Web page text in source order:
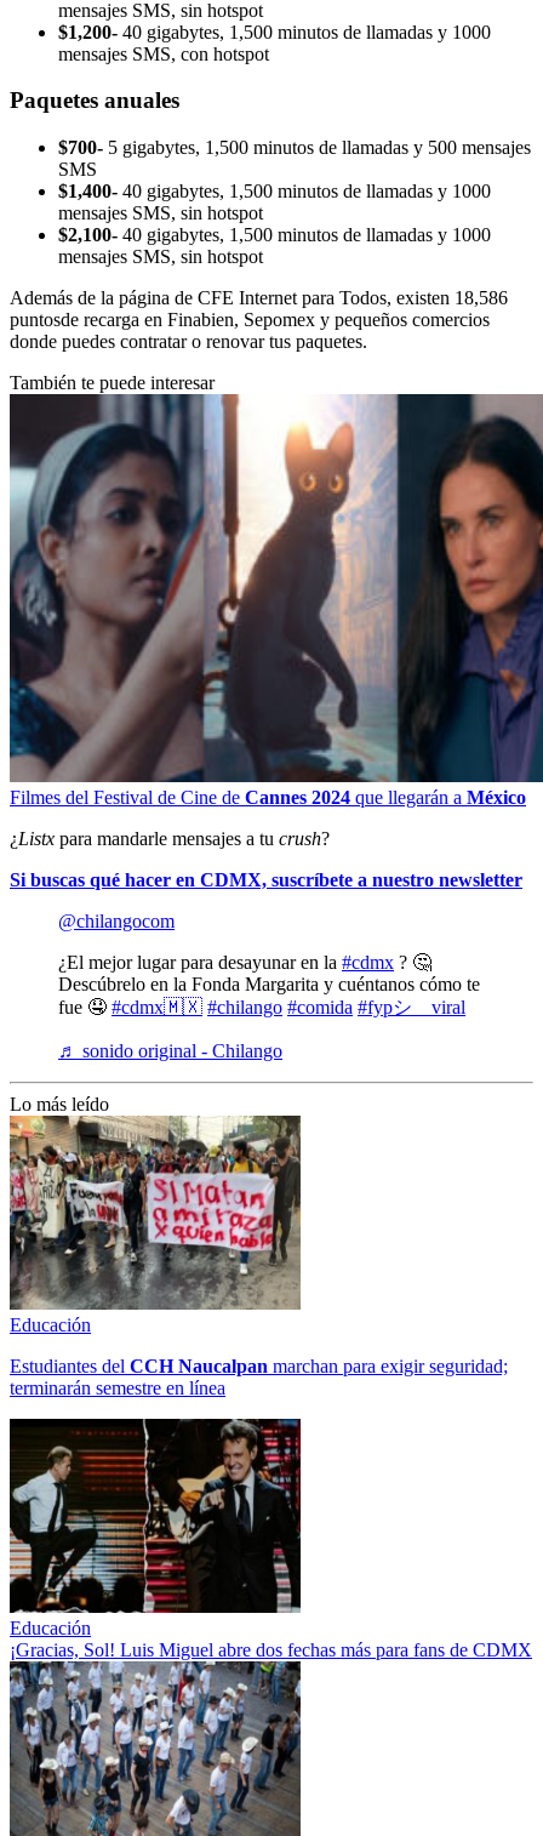
mensajes SMS, sin hotspot
$1,200- 40 gigabytes, 1,500 minutos de llamadas y 1000
mensajes SMS, con hotspot
Paquetes anuales
$700- 5 gigabytes, 1,500 minutos de llamadas y 500 mensajes
SMS
$1,400- 40 gigabytes, 1,500 minutos de llamadas y 1000
mensajes SMS, sin hotspot
$2,100- 40 gigabytes, 1,500 minutos de llamadas y 1000
mensajes SMS, sin hotspot
Además de la página de CFE Internet para Todos, existen 18,586
puntosde recarga en Finabien, Sepomex y pequeños comercios
donde puedes contratar o renovar tus paquetes.
También te puede interesar
Filmes del Festival de Cine de Cannes 2024 que llegarán a México
¿Listx para mandarle mensajes a tu crush?
Si buscas qué hacer en CDMX, suscríbete a nuestro newsletter
@chilangocom
¿El mejor lugar para desayunar en la #cdmx ? 🤔
Descúbrelo en la Fonda Margarita y cuéntanos cómo te
fue 🤤 #cdmx🇲🇽 #chilango #comida #fypシ゚viral
♬ sonido original - Chilango
Lo más leído
Educación
Estudiantes del CCH Naucalpan marchan para exigir seguridad;
terminarán semestre en línea
Educación
¡Gracias, Sol! Luis Miguel abre dos fechas más para fans de CDMX